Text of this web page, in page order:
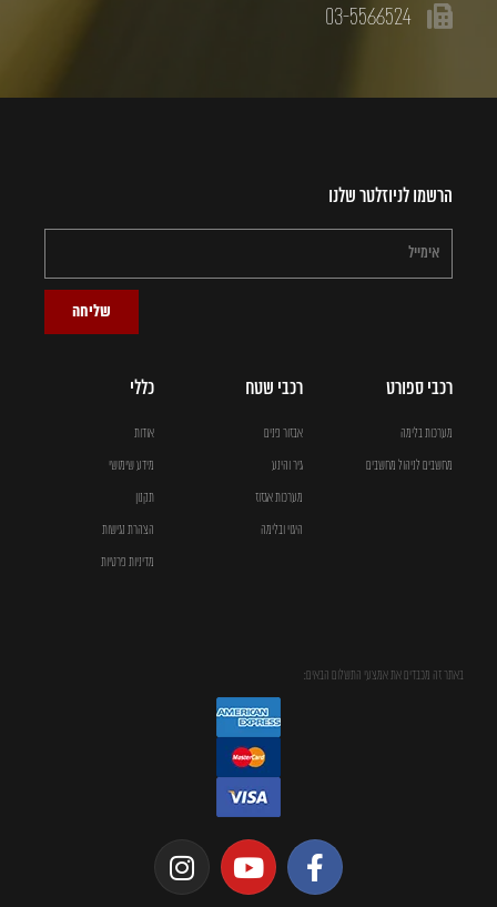
03-5566524
הרשמו לניוזלטר שלנו
שליחה
רכבי ספורט
מערכות בלימה
מחשבים לניהול מחשבים
רכבי שטח
אבזור פנים
גיר והינע
מערכות אגזוז
היגוי ובלימה
כללי
אודות
מידע שימושי
תקנון
הצהרת נגישות
מדיניות פרטיות
באתר זה מכבדים את אמצעי התשלום הבאים: